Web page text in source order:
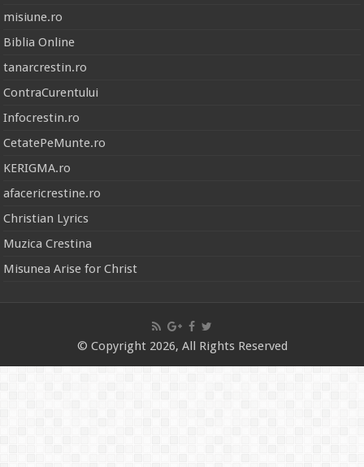
misiune.ro
Biblia Online
tanarcrestin.ro
ContraCurentului
Infocrestin.ro
CetatePeMunte.ro
KERIGMA.ro
afacericrestine.ro
Christian Lyrics
Muzica Crestina
Misunea Arise for Christ
© Copyright 2026, All Rights Reserved